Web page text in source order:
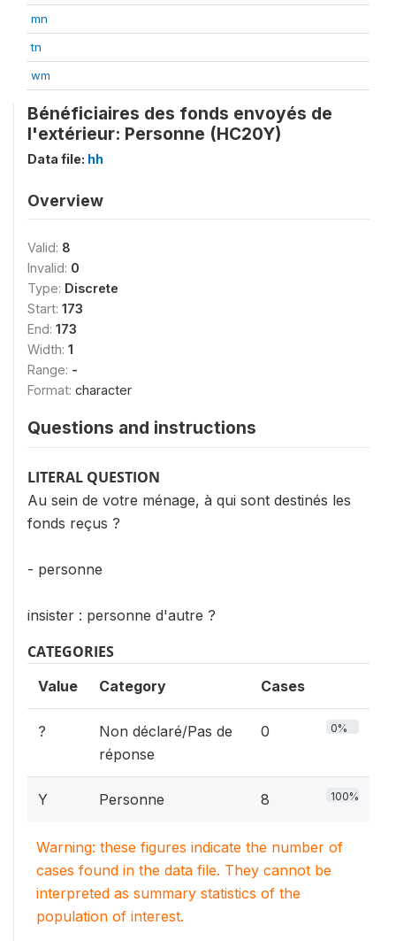
mn
tn
wm
Bénéficiaires des fonds envoyés de
l'extérieur: Personne (HC20Y)
Data file: hh
Overview
Valid: 8
Invalid: 0
Type: Discrete
Start: 173
End: 173
Width: 1
Range: -
Format: character
Questions and instructions
LITERAL QUESTION
Au sein de votre ménage, à qui sont destinés les
fonds reçus ?
- personne
insister : personne d'autre ?
CATEGORIES
Value Category Cases
?
Non déclaré/Pas de
réponse
0 0%
Y Personne 8 100%
Warning: these figures indicate the number of
cases found in the data file. They cannot be
interpreted as summary statistics of the
population of interest.